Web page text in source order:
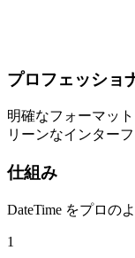
プロフェッショ
明確なフォーマッ
リーンなインターフ
仕組み
DateTime をプロの
1